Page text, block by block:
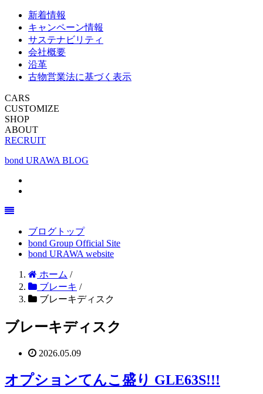
新着情報
キャンペーン情報
サステナビリティ
会社概要
沿革
古物営業法に基づく表示
CARS
CUSTOMIZE
SHOP
ABOUT
RECRUIT
bond URAWA BLOG
ブログトップ
bond Group Official Site
bond URAWA website
ホーム /
ブレーキ /
ブレーキディスク
ブレーキディスク
2026.05.09
オプションてんこ盛り GLE63S!!!